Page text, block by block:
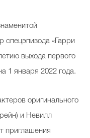
спецэпизода «Гарри
выхода первого
1 января 2022 года.
оригинального
и Невилл
приглашения